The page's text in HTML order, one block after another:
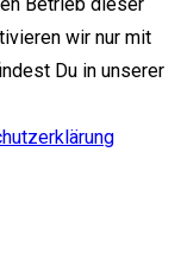
wir nur mit
Du in unserer